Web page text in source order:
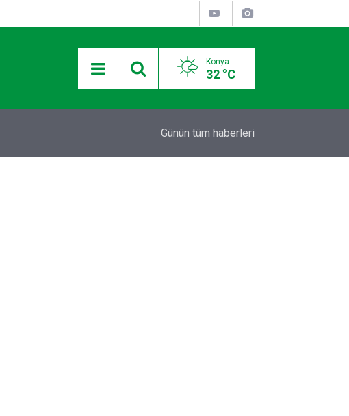
Konya
32 °C
Otomobilde silahla başlarından vurulan 2
Günün tüm haberleri